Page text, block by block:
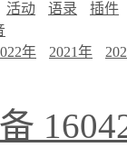
活动 语录
插件
年 2021年